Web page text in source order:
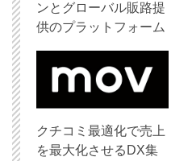
ンとグローバル販路提
供のプラットフォーム
クチコミ最適化で売上
を最大化させるDX集